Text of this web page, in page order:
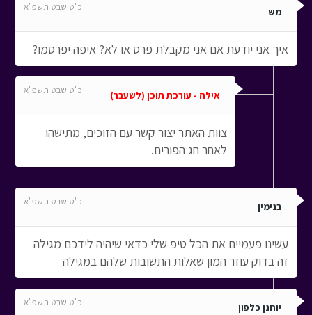
מש כ"ט שבט תשפ"א
איך אני יודעת אם אני מקבלת פרס או לא? איפה יפרסמו?
אילה - עורכת תוכן (לשעבר) כ"ט שבט תשפ"א
צוות האתר יצור קשר עם הזוכים, מתישהו
לאחר חג הפורים.
בנימין כ"ט שבט תשפ"א
עשינו פעמיים את הכל טיפ שלי כדאי שיהיה לידכם מגילה
זה בדוק עוזר המון שאלות התשובות שלהם במגילה
יוחנן כלפון כ"ט שבט תשפ"א